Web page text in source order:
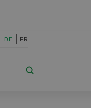
DE FR